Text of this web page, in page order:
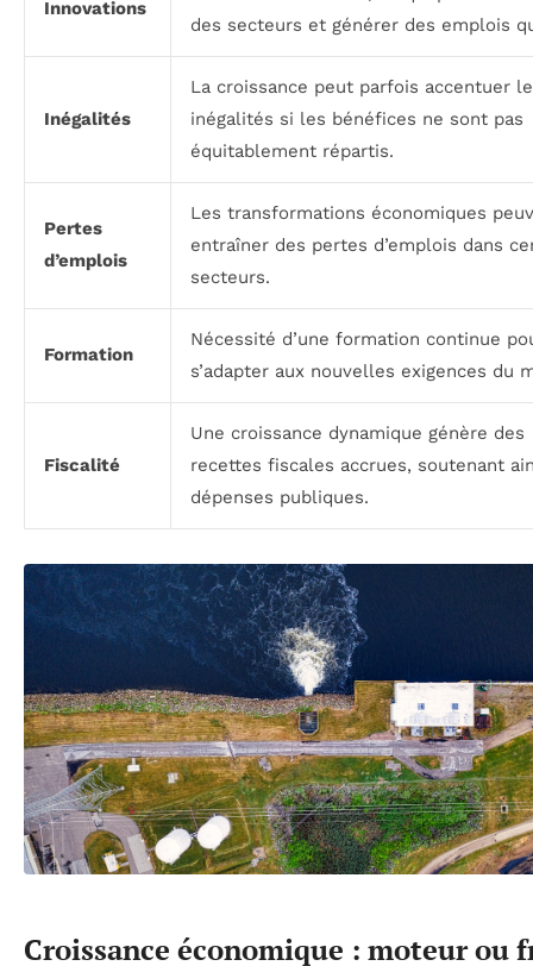
Innovations
des secteurs et générer des emplois
Inégalités
La croissance peut parfois accentuer
inégalités si les bénéfices ne sont pas
équitablement répartis.
Pertes
d’emplois
Les transformations économiques
entraîner des pertes d’emplois dans
secteurs.
Formation
Nécessité d’une formation continue
s’adapter aux nouvelles exigences du
Fiscalité
Une croissance dynamique génère des
recettes fiscales accrues, soutenant
dépenses publiques.
Croissance économique : moteur ou